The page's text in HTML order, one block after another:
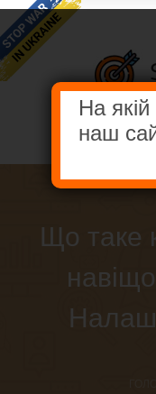
Що таке
На
наш